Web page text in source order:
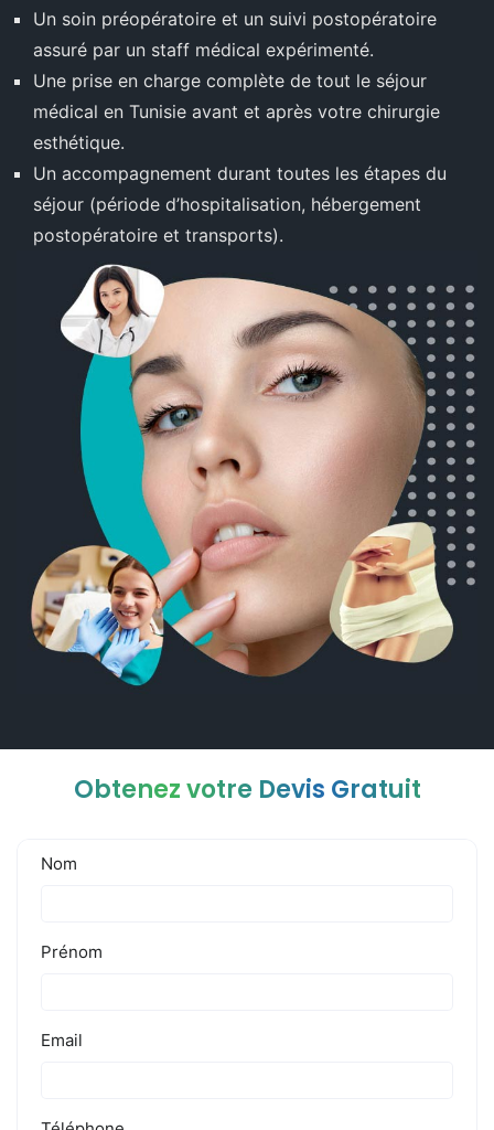
Un soin préopératoire et un suivi postopératoire
assuré par un staff médical expérimenté.
Une prise en charge complète de tout le séjour
médical en Tunisie avant et après votre chirurgie
esthétique.
Un accompagnement durant toutes les étapes du
séjour (période d’hospitalisation, hébergement
postopératoire et transports).
Obtenez votre Devis Gratuit